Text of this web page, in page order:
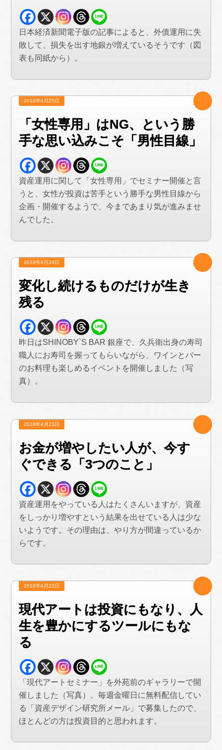
日本経済新聞電子版の記事によると、外債運用に失
敗して、損失を出す地銀が増えているそうです（図
表も同紙から）。
2018年4月25日
「女性専用」はNG、という勝
手な思い込みこそ「男性目線」
資産運用に関して「女性専用」でセミナー開催と言
うと、女性が投資は苦手という勝手な男性目線から
企画・開催するようで、今まであまり気が進みませ
んでした。
2018年4月24日
変化し続けるものだけが生き
残る
昨日はSHINOBY`S BAR 銀座で、久兵衛出身の寿司
職人にお寿司を握ってもらいながら、ワインとバー
のお料理も楽しめるイベントを開催しました（写
真）。
2018年4月23日
お金が増やしたい人が、今す
ぐできる「3つのこと」
資産運用をやっている人はたくさんいますが、資産
をしっかり増やすという結果を出せている人は少な
いようです。その理由は、やり方が間違っているか
らです。
2018年4月22日
現代アートは投資にもなり、人
生を豊かにするツールにもな
る
「現代アートセミナー」を外苑前のギャラリーで開
催しました（写真）。毎週金曜日に無料配信してい
る「資産デザイン研究所メール」で募集したので、
ほとんどの方は投資目的と思われます。